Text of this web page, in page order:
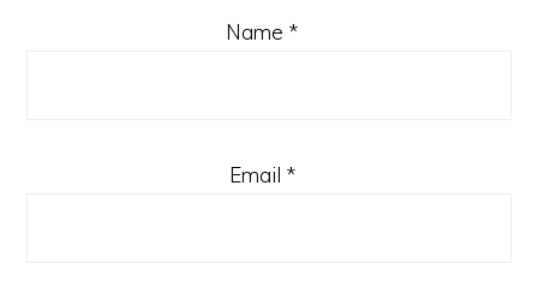
Name *
Email *